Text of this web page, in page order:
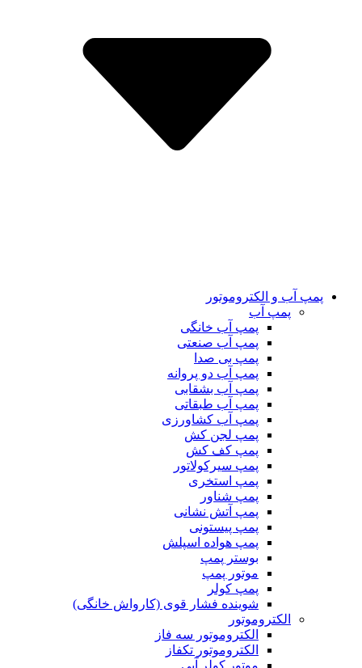
پمپ آب و الکتروموتور
پمپ آب
پمپ آب خانگی
پمپ آب صنعتی
پمپ بی صدا
پمپ آب دو پروانه
پمپ آب بشقابی
پمپ آب طبقاتی
پمپ آب کشاورزی
پمپ لجن کش
پمپ کف کش
پمپ سیرکولاتور
پمپ استخری
پمپ شناور
پمپ آتش نشانی
پمپ پیستونی
پمپ هواده اسپلش
بوستر پمپ
موتور پمپ
پمپ کولر
شوینده فشار قوی (کارواش خانگی)
الکتروموتور
الکتروموتور سه فاز
الکتروموتور تکفاز
موتور کولر آبی